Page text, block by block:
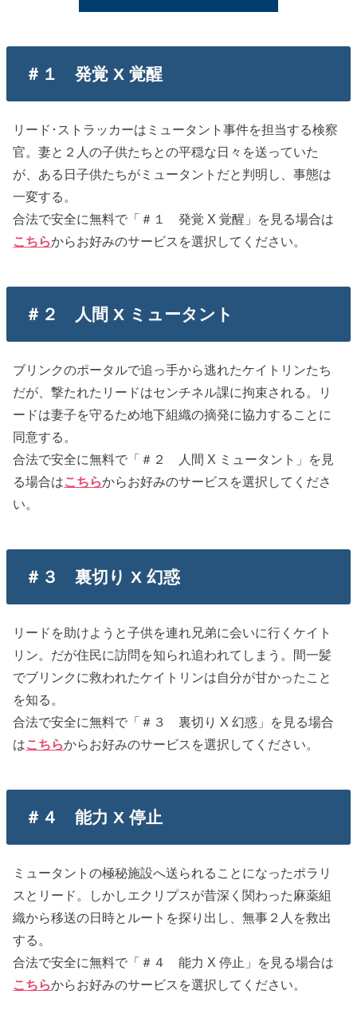
＃１ 発覚 X 覚醒
リード･ストラッカーはミュータント事件を担当する検察
官。妻と２人の子供たちとの平穏な日々を送っていた
が、ある日子供たちがミュータントだと判明し、事態は
一変する。
合法で安全に無料で「＃１ 発覚 X 覚醒」を見る場合は
こちらからお好みのサービスを選択してください。
＃２ 人間 X ミュータント
ブリンクのポータルで追っ手から逃れたケイトリンたち
だが、撃たれたリードはセンチネル課に拘束される。リ
ードは妻子を守るため地下組織の摘発に協力することに
同意する。
合法で安全に無料で「＃２ 人間 X ミュータント」を見
る場合はこちらからお好みのサービスを選択してくださ
い。
＃３ 裏切り X 幻惑
リードを助けようと子供を連れ兄弟に会いに行くケイト
リン。だが住民に訪問を知られ追われてしまう。間一髪
でブリンクに救われたケイトリンは自分が甘かったこと
を知る。
合法で安全に無料で「＃３ 裏切り X 幻惑」を見る場合
はこちらからお好みのサービスを選択してください。
＃４ 能力 X 停止
ミュータントの極秘施設へ送られることになったポラリ
スとリード。しかしエクリプスが昔深く関わった麻薬組
織から移送の日時とルートを探り出し、無事２人を救出
する。
合法で安全に無料で「＃４ 能力 X 停止」を見る場合は
こちらからお好みのサービスを選択してください。